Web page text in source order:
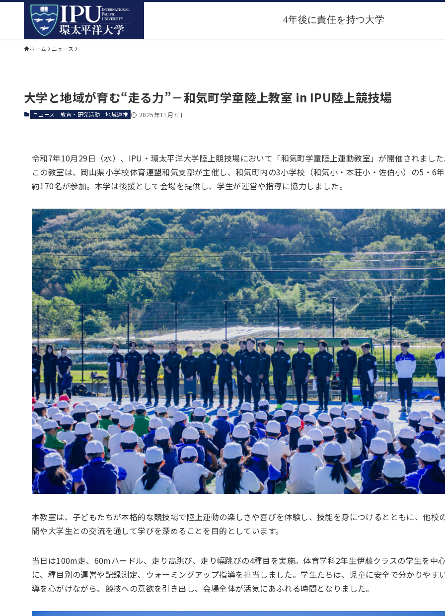
ホーム ニュース
大学と地域が育む“走る力”－和気町学童陸上教室 in IPU陸上競技場
ニュース 教育・研究活動 地域連携 2025年11月7日
令和7年10月29日（水）、IPU・環太平洋大学陸上競技場において「和気町学童陸上運動教室」が開催されまし
この教室は、岡山県小学校体育連盟和気支部が主催し、和気町内の3小学校（和気小・本荘小・佐伯小）の5・6
約170名が参加。本学は後援として会場を提供し、学生が運営や指導に協力しました。
本教室は、子どもたちが本格的な競技場で陸上運動の楽しさや喜びを体験し、技能を身につけるとともに、他校
間や大学生との交流を通して学びを深めることを目的としています。
当日は100m走、60mハードル、走り高跳び、走り幅跳びの4種目を実施。体育学科2年生伊藤クラスの学生を中
に、種目別の運営や記録測定、ウォーミングアップ指導を担当しました。学生たちは、児童に安全で分かりやす
導を心がけながら、競技への意欲を引き出し、会場全体が活気にあふれる時間となりました。